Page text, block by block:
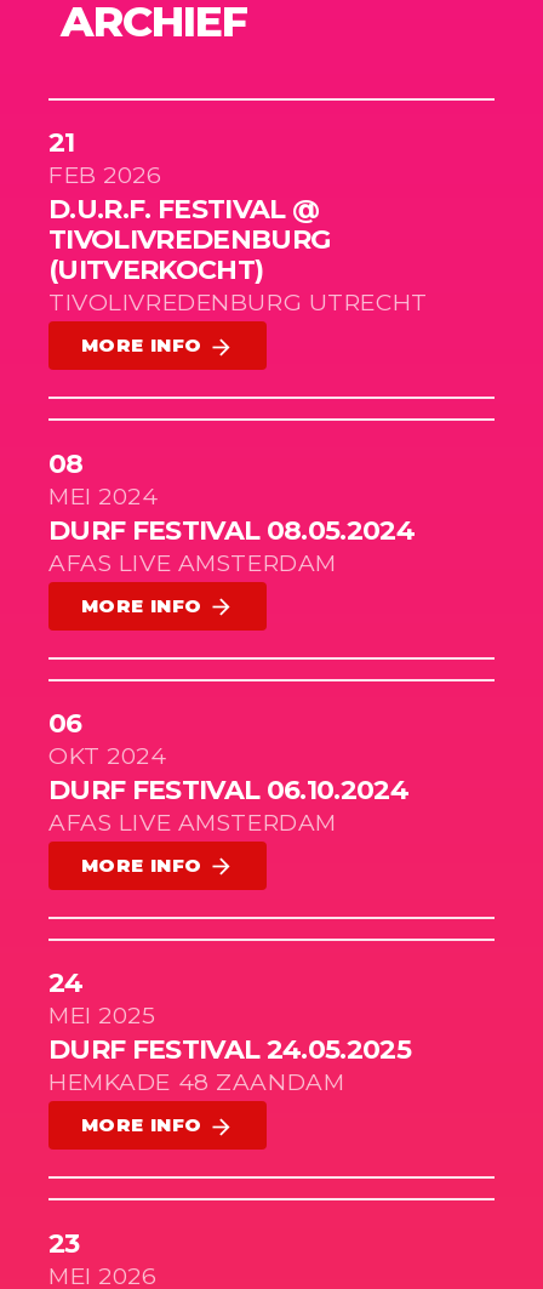
ARCHIEF
21
FEB 2026
D.U.R.F. FESTIVAL @
TIVOLIVREDENBURG
(UITVERKOCHT)
TIVOLIVREDENBURG UTRECHT
MORE INFO arrow_forward
08
MEI 2024
DURF FESTIVAL 08.05.2024
AFAS LIVE AMSTERDAM
MORE INFO arrow_forward
06
OKT 2024
DURF FESTIVAL 06.10.2024
AFAS LIVE AMSTERDAM
MORE INFO arrow_forward
24
MEI 2025
DURF FESTIVAL 24.05.2025
HEMKADE 48 ZAANDAM
MORE INFO arrow_forward
23
MEI 2026